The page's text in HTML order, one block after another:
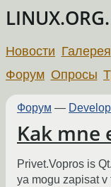
Новости Галерея
Форум Опросы
Форум —
Kak mne
Privet.Vopros is
ya mogu zapisat